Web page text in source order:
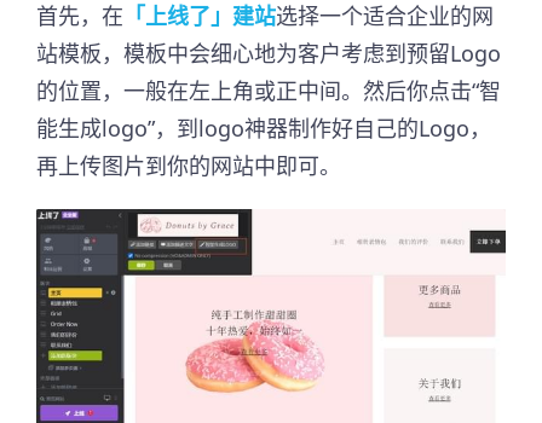
首先，在 「上线了」建站选择一个适合企业的网
站模板，模板中会细心地为客户考虑到预留Logo
的位置，一般在左上角或正中间。然后你点击“智
能生成logo”，到logo神器制作好自己的Logo，
再上传图片到你的网站中即可。